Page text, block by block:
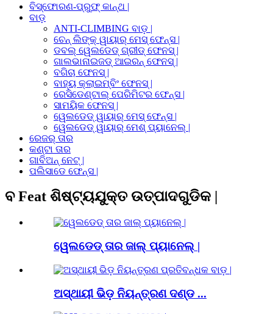
ବିସ୍ଫୋରଣ-ପ୍ରୁଫ୍ କାନ୍ଥ |
ବାଡ଼
ANTI-CLIMBING ବାଡ଼ |
ଚେନ୍ ଲିଙ୍କ୍ ୱାୟାର୍ ମେସ୍ ଫେନ୍ସ |
ଡବଲ୍ ୱେଲଡେଡ୍ ଗ୍ରୀଡ୍ ଫେନସ୍ |
ଗାଲଭାନାଇଜଡ୍ ଆଇରନ୍ ଫେନସ୍ |
ବଗିଚା ଫେନସ୍ |
ବାହ୍ୟ କ୍ଲାଇମ୍ବିଂ ଫେନସ୍ |
ରେସିଡେଣ୍ଟାଲ୍ ପେରିମିଟର ଫେନ୍ସ |
ସାମୟିକ ଫେନସ୍ |
ୱେଲଡେଡ୍ ୱାୟାର୍ ମେସ୍ ଫେନ୍ସ |
ୱେଲଡେଡ୍ ୱାୟାର୍ ମେଶ୍ ପ୍ୟାନେଲ୍ |
ରେଜର୍ ତାର
କଣ୍ଟା ତାର
ଗାବିଅନ୍ ନେଟ୍ |
ପଲିସାଡେ ଫେନ୍ସ |
ବ Feat ଶିଷ୍ଟ୍ୟଯୁକ୍ତ ଉତ୍ପାଦଗୁଡିକ |
ୱେଲଡେଡ୍ ତାର ଜାଲ୍ ପ୍ୟାନେଲ୍ |
ଅସ୍ଥାୟୀ ଭିଡ଼ ନିୟନ୍ତ୍ରଣ ଦଣ୍ଡ ...